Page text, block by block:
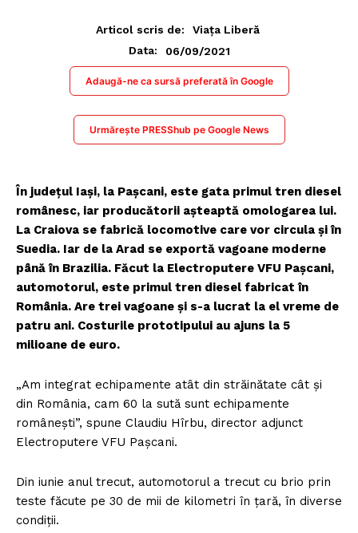
Articol scris de:
Viața Liberă
Data:
06/09/2021
Adaugă-ne ca sursă preferată în Google
Urmărește PRESShub pe Google News
În județul Iași, la Pașcani, este gata primul tren diesel
românesc, iar producătorii așteaptă omologarea lui.
La Craiova se fabrică locomotive care vor circula și în
Suedia. Iar de la Arad se exportă vagoane moderne
până în Brazilia. Făcut la Electroputere VFU Pașcani,
automotorul, este primul tren diesel fabricat în
România. Are trei vagoane și s-a lucrat la el vreme de
patru ani. Costurile prototipului au ajuns la 5
milioane de euro.
„Am integrat echipamente atât din străinătate cât și
din România, cam 60 la sută sunt echipamente
românești”, spune Claudiu Hîrbu, director adjunct
Electroputere VFU Pașcani.
Din iunie anul trecut, automotorul a trecut cu brio prin
teste făcute pe 30 de mii de kilometri în țară, în diverse
condiții.